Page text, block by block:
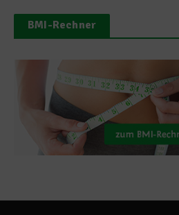
BMI-Rechner